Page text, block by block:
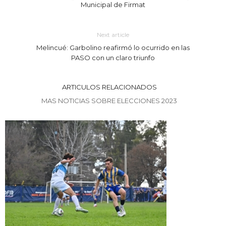
Municipal de Firmat
Next article
Melincué: Garbolino reafirmó lo ocurrido en las
PASO con un claro triunfo
ARTICULOS RELACIONADOS
MAS NOTICIAS SOBRE ELECCIONES 2023